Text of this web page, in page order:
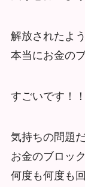
解放されたよ
本当にお金の
すごいです！！
気持ちの問題
お金のブロッ
何度も何度も